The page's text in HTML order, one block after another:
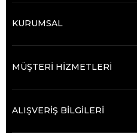
KURUMSAL
MÜŞTERİ HİZMETLERİ
ALIŞVERİŞ BİLGİLERİ